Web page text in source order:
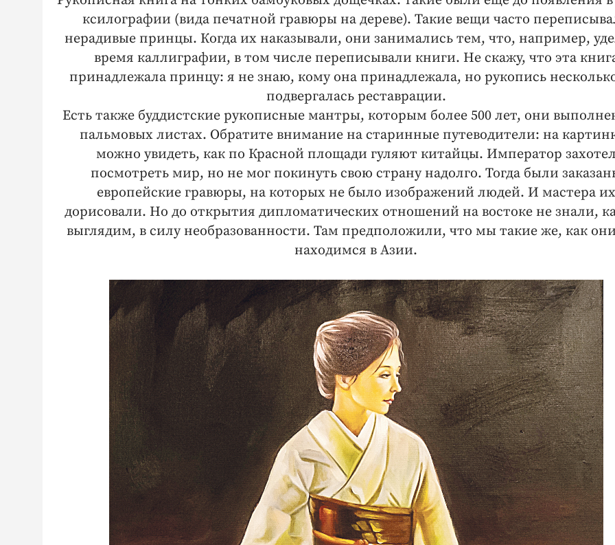
ксилографии (вида печатной гравюры на дереве). Такие вещи часто
нерадивые принцы. Когда их наказывали, они занимались тем, что, например,
время каллиграфии, в том числе переписывали книги. Не скажу, что эта
принадлежала принцу: я не знаю, кому она принадлежала, но рукопись
подвергалась реставрации.
Есть также буддистские рукописные мантры, которым более 500 лет, они
пальмовых листах. Обратите внимание на старинные путеводители: ​на
можно увидеть, как по Красной площади гуляют китайцы. Император
посмотреть мир, но не мог покинуть свою страну надолго. Тогда были
европейские гравюры, на которых не было изображений людей. И мастера их
дорисовали. Но до открытия дипломатических отношений на востоке не знали,
выглядим, в силу необразованности. Там предположили, что мы такие же, как
находимся в Азии.